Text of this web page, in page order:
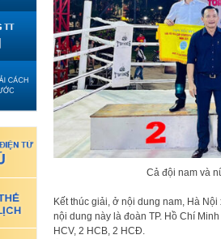
Cả đội nam và
Kết thúc giải, ở nội dung nam, Hà
nội dung này là đoàn TP. Hồ Chí
HCV, 2 HCB, 2 HCĐ.